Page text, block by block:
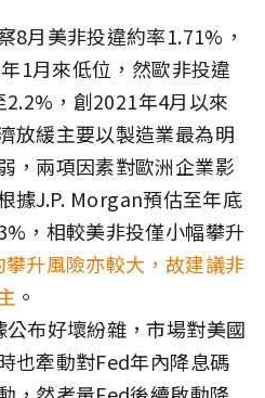
8月美非投違約率1.71%，
1月來低位，然歐非投違
，創2021年4月以來
放緩主要以製造業最為明
，兩項因素對歐洲企業影
據J.P. Morgan預估至年底
，相較美非投僅小幅攀升
升風險亦較大，故建議非
。
布好壞紛雜，市場對美國
也牽動對Fed年內降息碼